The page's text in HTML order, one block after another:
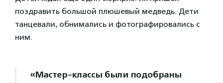
поздравить большой плюшевый медведь. Дети
танцевали, обнимались и фотографировались с
ним.
«Мастер-классы были подобраны